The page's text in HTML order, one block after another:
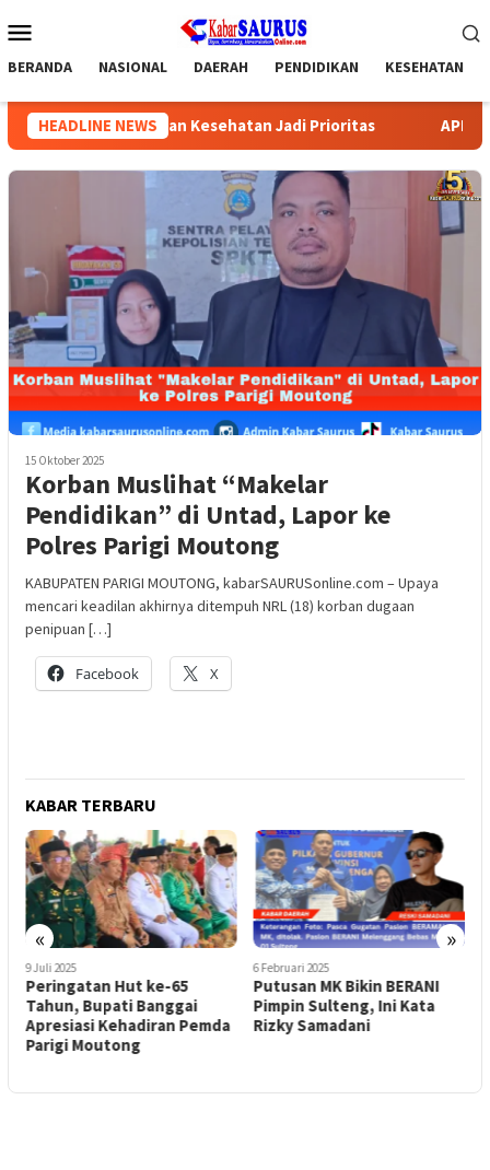
ke
Mobile
BERANDA NASIONAL DAERAH PENDIDIKAN KESEHATAN
HEADLINE NEWS
dan Kesehatan Jadi Prioritas APRI Parigi
15 Oktober 2025
Korban Muslihat “Makelar
Pendidikan” di Untad, Lapor ke
Polres Parigi Moutong
KABUPATEN PARIGI MOUTONG, kabarSAURUSonline.com – Upaya
mencari keadilan akhirnya ditempuh NRL (18) korban dugaan
penipuan […]
Facebook X
KABAR TERBARU
« »
9 Juli 2025
Peringatan Hut ke-65
Tahun, Bupati Banggai
Apresiasi Kehadiran Pemda
Parigi Moutong
6 Februari 2025
Putusan MK Bikin BERANI
Pimpin Sulteng, Ini Kata
Rizky Samadani